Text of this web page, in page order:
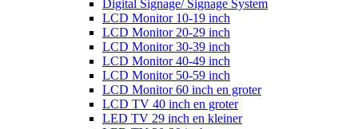
Digital Signage/ Signage System
LCD Monitor 10-19 inch
LCD Monitor 20-29 inch
LCD Monitor 30-39 inch
LCD Monitor 40-49 inch
LCD Monitor 50-59 inch
LCD Monitor 60 inch en groter
LCD TV 40 inch en groter
LED TV 29 inch en kleiner